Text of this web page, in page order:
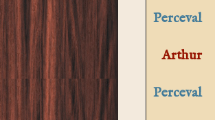
Perceval
Arthur
Perceval